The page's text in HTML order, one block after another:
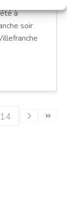
à
soir
14